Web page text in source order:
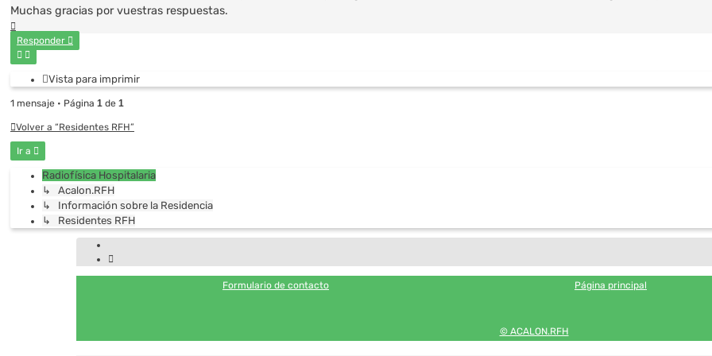
Muchas gracias por vuestras respuestas.
Responder
Vista para imprimir
1 mensaje • Página 1 de 1
Volver a “Residentes RFH”
Ir a
Radiofísica Hospitalaria
↳ Acalon.RFH
↳ Información sobre la Residencia
↳ Residentes RFH
Formulario de contacto Página principal
© ACALON.RFH